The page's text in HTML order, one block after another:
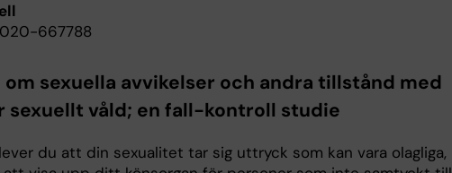
667788
om sexuella avvikelser och andra tillstånd med
sexuellt våld; en fall-kontroll studie
du att din sexualitet tar sig uttryck som kan vara olagliga,